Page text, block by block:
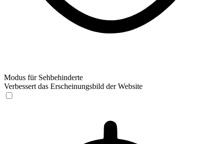
Modus für Sehbehinderte
Verbessert das Erscheinungsbild der Website